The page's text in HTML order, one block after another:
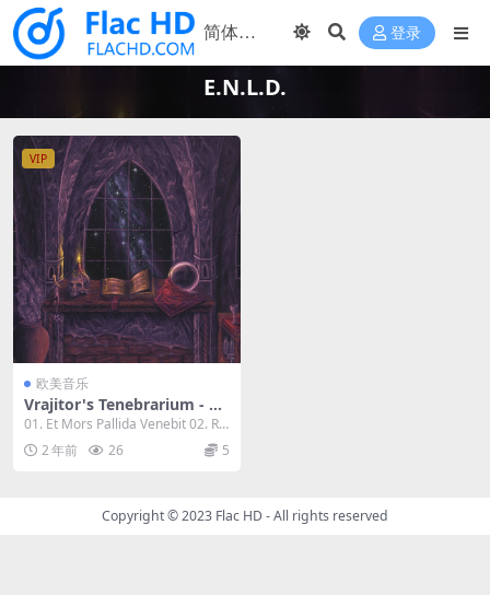
登录
E.N.L.D.
VIP
欧美音乐
Vrajitor's Tenebrarium - E.
N.L.D. 2023 [24Bit/44.1kHz]
[Hi-Res Flac 446MB]
01. Et Mors Pallida Venebit 02. Ru
bedo 0...
2 年前 26 5
Copyright © 2023 Flac HD- All rights reserved